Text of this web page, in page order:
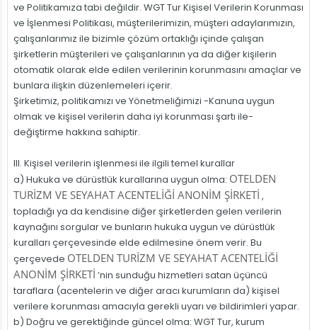
ve Politikamıza tabi değildir. WGT Tur Kişisel Verilerin Korunması
ve İşlenmesi Politikası, müşterilerimizin, müşteri adaylarımızın,
çalışanlarımız ile bizimle çözüm ortaklığı içinde çalışan
şirketlerin müşterileri ve çalışanlarının ya da diğer kişilerin
otomatik olarak elde edilen verilerinin korunmasını amaçlar ve
bunlara ilişkin düzenlemeleri içerir.
Şirketimiz, politikamızı ve Yönetmeliğimizi -Kanuna uygun
olmak ve kişisel verilerin daha iyi korunması şartı ile-
değiştirme hakkına sahiptir.
III. Kişisel verilerin işlenmesi ile ilgili temel kurallar
a) Hukuka ve dürüstlük kurallarına uygun olma: OTELDEN
TURİZM VE SEYAHAT ACENTELİĞİ ANONİM ŞİRKETİ ,
topladığı ya da kendisine diğer şirketlerden gelen verilerin
kaynağını sorgular ve bunların hukuka uygun ve dürüstlük
kuralları çerçevesinde elde edilmesine önem verir. Bu
çerçevede OTELDEN TURİZM VE SEYAHAT ACENTELİĞİ
ANONİM ŞİRKETİ ’nin sunduğu hizmetleri satan üçüncü
taraflara (acentelerin ve diğer aracı kurumların da) kişisel
verilere korunması amacıyla gerekli uyarı ve bildirimleri yapar.
b) Doğru ve gerektiğinde güncel olma: WGT Tur, kurum